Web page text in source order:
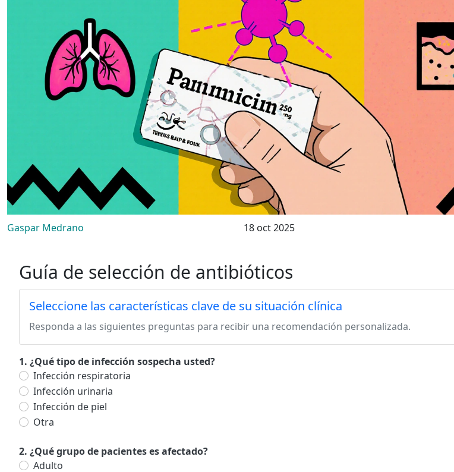
Gaspar Medrano 18 oct 2025
Guía de selección de antibióticos
Seleccione las características clave de su situación clínica
Responda a las siguientes preguntas para recibir una recomendación personalizada.
1. ¿Qué tipo de infección sospecha usted?
Infección respiratoria
Infección urinaria
Infección de piel
Otra
2. ¿Qué grupo de pacientes es afectado?
Adulto